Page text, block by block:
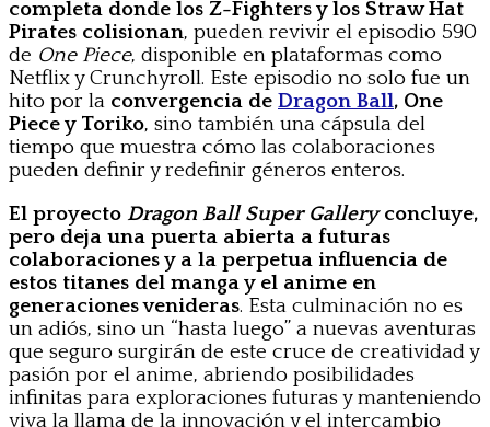
completa donde los Z-Fighters y los Straw Hat
Pirates colisionan, pueden revivir el episodio 590
de One Piece, disponible en plataformas como
Netflix y Crunchyroll. Este episodio no solo fue un
hito por la convergencia de Dragon Ball, One
Piece y Toriko, sino también una cápsula del
tiempo que muestra cómo las colaboraciones
pueden definir y redefinir géneros enteros.
El proyecto Dragon Ball Super Galleryconcluye,
pero deja una puerta abierta a futuras
colaboraciones y a la perpetua influencia de
estos titanes del manga y el anime en
generaciones venideras. Esta culminación no es
un adiós, sino un “hasta luego” a nuevas aventuras
que seguro surgirán de este cruce de creatividad y
pasión por el anime, abriendo posibilidades
infinitas para exploraciones futuras y manteniendo
viva la llama de la innovación y el intercambio